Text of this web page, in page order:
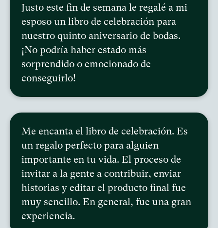
Justo este fin de semana le regalé a mi
esposo un libro de celebración para
nuestro quinto aniversario de bodas.
¡No podría haber estado más
sorprendido o emocionado de
conseguirlo!
Me encanta el libro de celebración. Es
un regalo perfecto para alguien
importante en tu vida. El proceso de
invitar a la gente a contribuir, enviar
historias y editar el producto final fue
muy sencillo. En general, fue una gran
experiencia.